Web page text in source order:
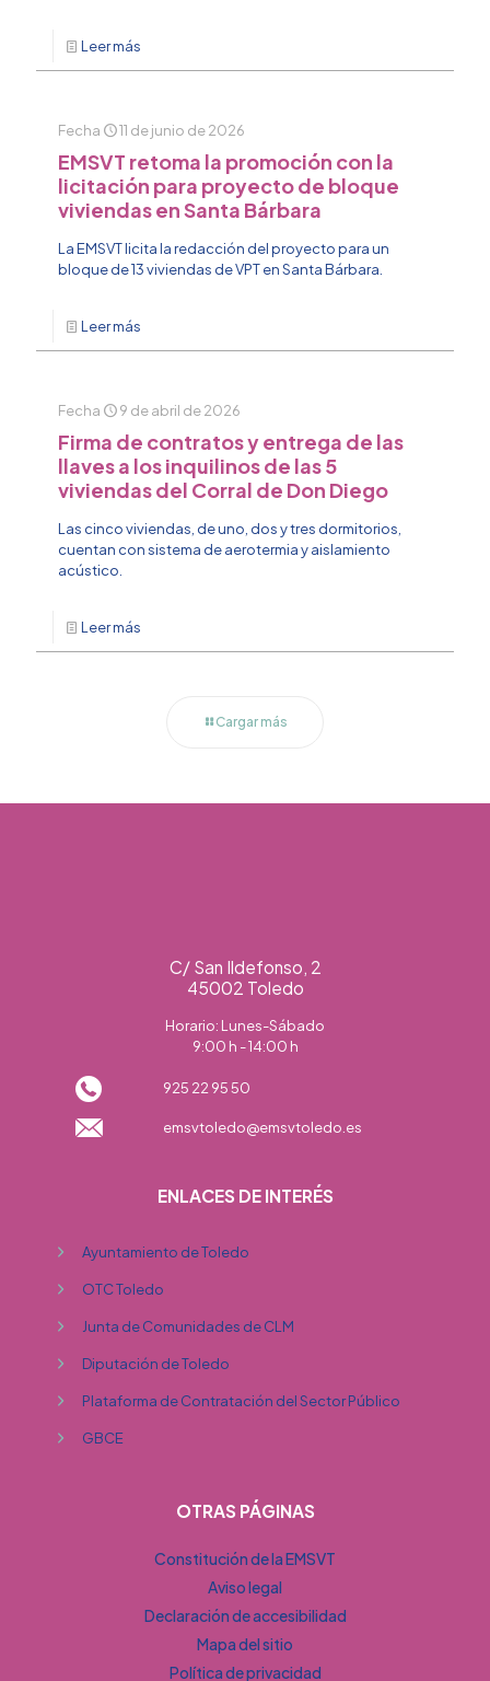
Leer más
Fecha 11 de junio de 2026
EMSVT retoma la promoción con la
licitación para proyecto de bloque
viviendas en Santa Bárbara
La EMSVT licita la redacción del proyecto para un
bloque de 13 viviendas de VPT en Santa Bárbara.
Leer más
Fecha 9 de abril de 2026
Firma de contratos y entrega de las
llaves a los inquilinos de las 5
viviendas del Corral de Don Diego
Las cinco viviendas, de uno, dos y tres dormitorios,
cuentan con sistema de aerotermia y aislamiento
acústico.
Leer más
Cargar más
C/ San Ildefonso, 2
45002 Toledo
Horario: Lunes-Sábado
9:00 h - 14:00 h
925 22 95 50
emsvtoledo@emsvtoledo.es
ENLACES DE INTERÉS
Ayuntamiento de Toledo
OTC Toledo
Junta de Comunidades de CLM
Diputación de Toledo
Plataforma de Contratación del Sector Público
GBCE
OTRAS PÁGINAS
Constitución de la EMSVT
Aviso legal
Declaración de accesibilidad
Mapa del sitio
Política de privacidad